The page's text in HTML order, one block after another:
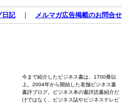
日記｜ メルマガ広告掲載のお問合せ
今まで紹介したビジネス書は、1700冊以
上。2004年から開始した老舗ビジネス書
書評ブログ。ビジネス本の書評読書紹介だ
けではなく、ビジネス誌やビジネステレビ